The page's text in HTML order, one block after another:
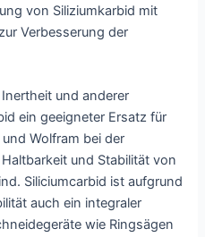
von Siliziumkarbid mit
Verbesserung der
und anderer
ein geeigneter Ersatz für
Wolfram bei der
und Stabilität von
Siliciumcarbid ist aufgrund
auch ein integraler
wie Ringsägen